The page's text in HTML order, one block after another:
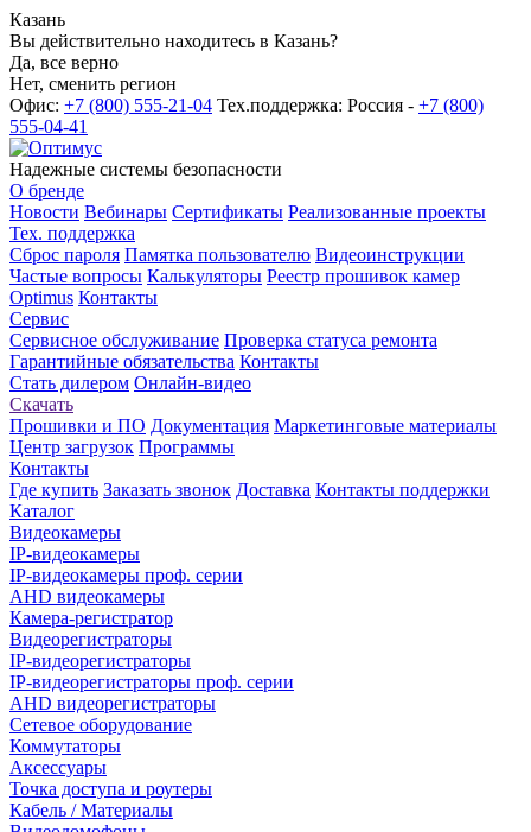
Казань
Вы действительно находитесь в Казань?
Да, все верно
Нет, сменить регион
Офис: +7 (800) 555-21-04 Тех.поддержка: Россия - +7 (800)
555-04-41
Надежные системы безопасности
О бренде
Новости Вебинары Сертификаты Реализованные проекты
Тех. поддержка
Сброс пароля Памятка пользователю Видеоинструкции
Частые вопросы Калькуляторы Реестр прошивок камер
Optimus Контакты
Сервис
Сервисное обслуживание Проверка статуса ремонта
Гарантийные обязательства Контакты
Стать дилером Онлайн-видео
Скачать
Прошивки и ПО Документация Маркетинговые материалы
Центр загрузок Программы
Контакты
Где купить Заказать звонок Доставка Контакты поддержки
Каталог
Видеокамеры
IP-видеокамеры
IP-видеокамеры проф. серии
AHD видеокамеры
Камера-регистратор
Видеорегистраторы
IP-видеорегистраторы
IP-видеорегистраторы проф. серии
AHD видеорегистраторы
Сетевое оборудование
Коммутаторы
Аксессуары
Точка доступа и роутеры
Кабель / Материалы